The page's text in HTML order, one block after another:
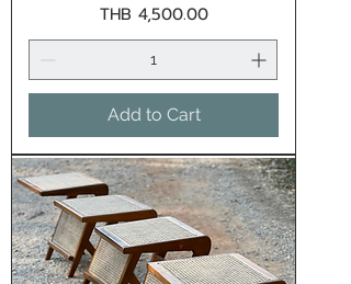
Price
THB 4,500.00
Add to Cart